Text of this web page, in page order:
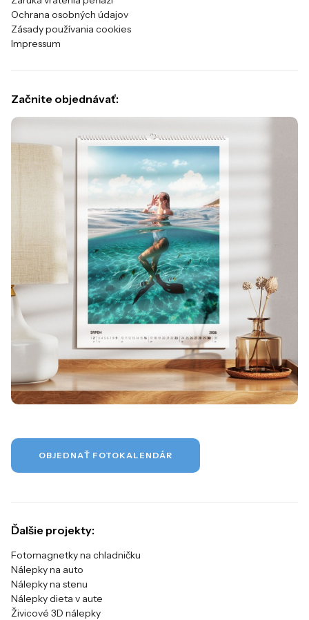
Ochrana osobných údajov
Zásady používania cookies
Impressum
Začnite objednávať:
OBJEDNAŤ FOTOKALENDÁR
Ďalšie projekty:
Fotomagnetky na chladničku
Nálepky na auto
Nálepky na stenu
Nálepky dieta v aute
Živicové 3D nálepky